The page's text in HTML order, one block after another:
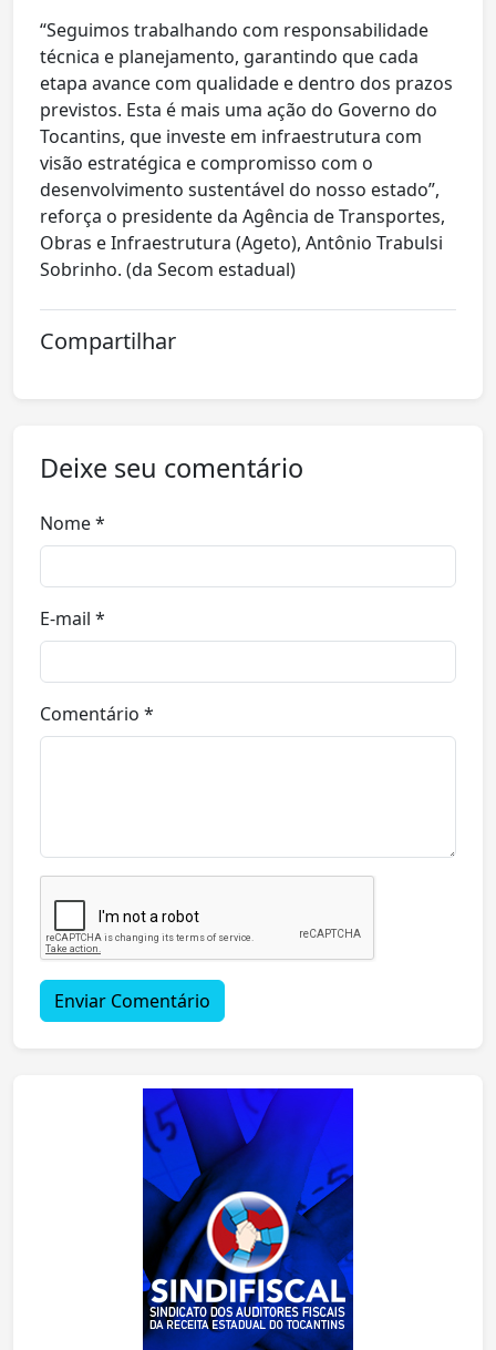
“Seguimos trabalhando com responsabilidade
técnica e planejamento, garantindo que cada
etapa avance com qualidade e dentro dos prazos
previstos. Esta é mais uma ação do Governo do
Tocantins, que investe em infraestrutura com
visão estratégica e compromisso com o
desenvolvimento sustentável do nosso estado”,
reforça o presidente da Agência de Transportes,
Obras e Infraestrutura (Ageto), Antônio Trabulsi
Sobrinho. (da Secom estadual)
Compartilhar
Deixe seu comentário
Nome *
E-mail *
Comentário *
Enviar Comentário